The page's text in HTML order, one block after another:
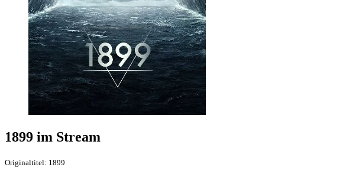
1899 im Stream
Originaltitel: 1899